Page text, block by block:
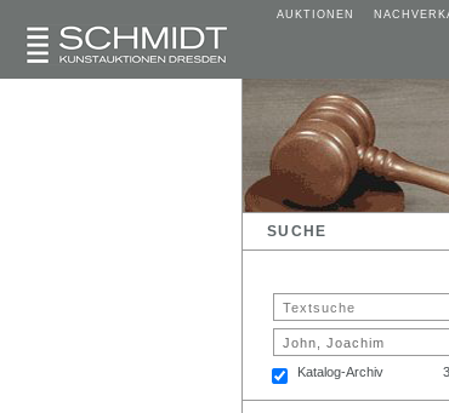
AUKTIONEN
SUCHE
Katalog-Archiv